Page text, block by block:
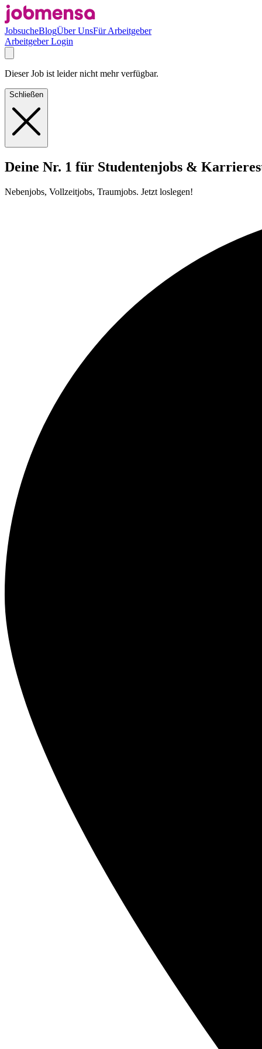
JobsucheBlogÜber UnsFür Arbeitgeber
Arbeitgeber Login
Dieser Job ist leider nicht mehr verfügbar.
Schließen
Deine Nr. 1 für Studentenjobs &
Nebenjobs, Vollzeitjobs, Traumjobs. Jetzt loslegen!